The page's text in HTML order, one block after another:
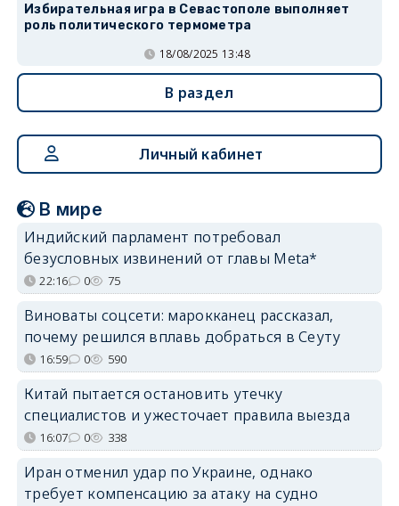
Избирательная игра в Севастополе выполняет
роль политического термометра
18/08/2025 13:48
В раздел
Личный кабинет
В мире
Индийский парламент потребовал
безусловных извинений от главы Meta*
22:16 0 75
Виноваты соцсети: марокканец рассказал,
почему решился вплавь добраться в Сеуту
16:59 0 590
Китай пытается остановить утечку
специалистов и ужесточает правила выезда
16:07 0 338
Иран отменил удар по Украине, однако
требует компенсацию за атаку на судно